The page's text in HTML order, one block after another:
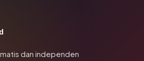
dan independen